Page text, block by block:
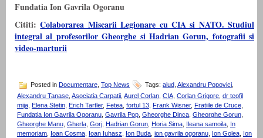
Fundatia Ion Gavrila Ogoranu
Cititi:Colaborarea Miscarii Legionare cu CIA si NATO. Studiul
integral al profesorilor Gheorghe si Hadrian Gorun, fotografii si
video-marturii
Posted in Documentare Top News Tags: aiud Alexandru Popovici
Alexandru Tanase, Asociatia Carpatii, Aurel Corlan, CIA, Corlan Grigore, dr teofil
mija, Elena Stetin, Erich Tartler, Fetea, fortul 13, Frank Wisner, Fratiile de Cruce,
Fundatia Ion Gavrila Ogoranu, Gavrila Pop, Gheorghe Dinca, Gheorghe Gorun,
Gheorghe Manu, Gherla, Gorj, Hadrian Gorun, Horia Sima, Ileana samoila, In
memoriam, Ioan Cosma, Ioan Iuhasz, Ion Buda, ion gavrila ogoranu, Ion Golea, Ion